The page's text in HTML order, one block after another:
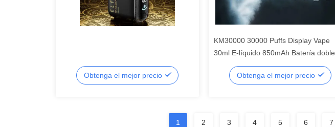
Obtenga el mejor precio
KM30000 30000 Puffs Display Vape
30ml E-líquido 850mAh Batería doble
malla bobina flujo de aire ajustable
Obtenga el mejor precio
1 2 3 4 5 6 7